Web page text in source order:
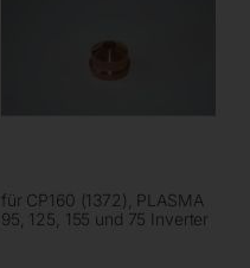
für CP160 (1372), PLASMA
95, 125, 155 und 75 Inverter